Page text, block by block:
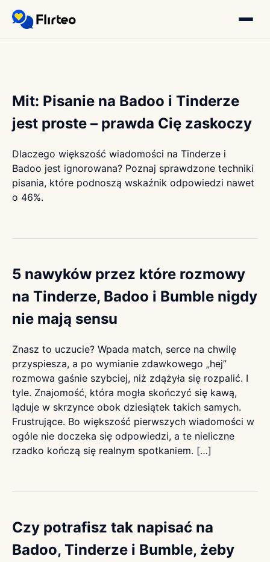
Mit: Pisanie na Badoo i Tinderze
jest proste – prawda Cię zaskoczy
Dlaczego większość wiadomości na Tinderze i
Badoo jest ignorowana? Poznaj sprawdzone techniki
pisania, które podnoszą wskaźnik odpowiedzi nawet
o 46%.
5 nawyków przez które rozmowy
na Tinderze, Badoo i Bumble nigdy
nie mają sensu
Znasz to uczucie? Wpada match, serce na chwilę
przyspiesza, a po wymianie zdawkowego „hej”
rozmowa gaśnie szybciej, niż zdążyła się rozpalić. I
tyle. Znajomość, która mogła skończyć się kawą,
ląduje w skrzynce obok dziesiątek takich samych.
Frustrujące. Bo większość pierwszych wiadomości w
ogóle nie doczeka się odpowiedzi, a te nieliczne
rzadko kończą się realnym spotkaniem. […]
Czy potrafisz tak napisać na
Badoo, Tinderze i Bumble, żeby